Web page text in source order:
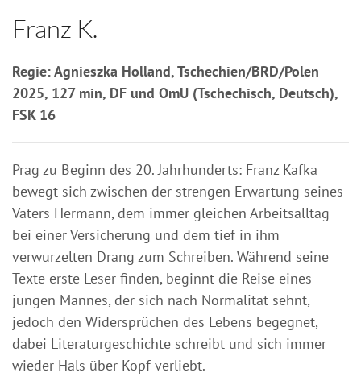
Franz K.
Regie: Agnieszka Holland, Tschechien/BRD/Polen
2025, 127 min, DF und OmU (Tschechisch, Deutsch),
FSK 16
Prag zu Beginn des 20. Jahrhunderts: Franz Kafka
bewegt sich zwischen der strengen Erwartung seines
Vaters Hermann, dem immer gleichen Arbeitsalltag
bei einer Versicherung und dem tief in ihm
verwurzelten Drang zum Schreiben. Während seine
Texte erste Leser finden, beginnt die Reise eines
jungen Mannes, der sich nach Normalität sehnt,
jedoch den Widersprüchen des Lebens begegnet,
dabei Literaturgeschichte schreibt und sich immer
wieder Hals über Kopf verliebt.